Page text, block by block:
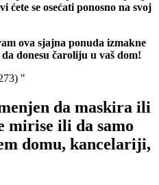
ćete se osećati ponosno na svoj
ova sjajna ponuda izmakne
donesu čaroliju u vaš dom!
"
da maskira ili
mirise ili da samo
domu, kancelariji,